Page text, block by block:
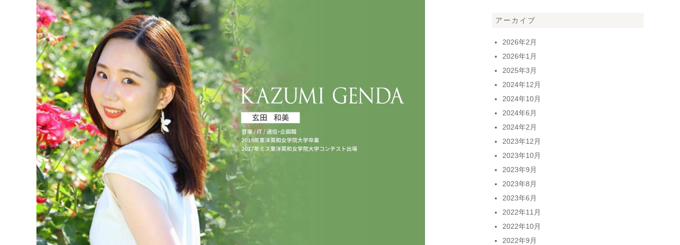
アーカイブ
2026年2月
2026年1月
2025年3月
2024年12月
2024年10月
2024年6月
2024年2月
2023年12月
2023年10月
2023年9月
2023年8月
2023年6月
2022年11月
2022年10月
2022年9月